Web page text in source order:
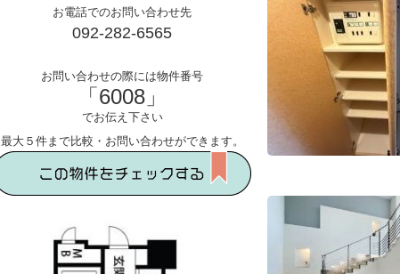
お電話でのお問い合わせ先
092-282-6565
お問い合わせの際には物件番号
「6008」
でお伝え下さい
最大５件まで比較・お問い合わせができます。